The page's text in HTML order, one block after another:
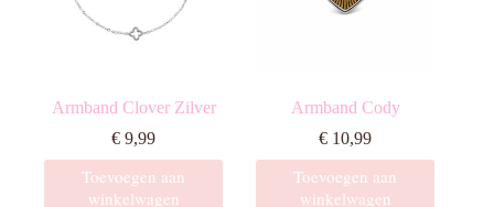
Armband Clover Zilver
€ 9,99
Toevoegen aan
winkelwagen
Armband Cody
€ 10,99
Toevoegen aan
winkelwagen